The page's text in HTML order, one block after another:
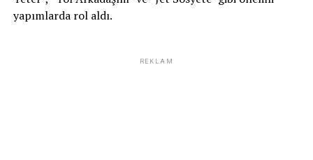
yapımlarda rol aldı.
REKLAM